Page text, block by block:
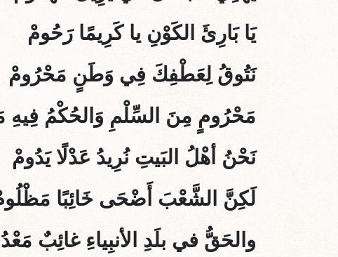
يَا بَارِئَ الكَوْنِ يا كَرِيمًا رَحُومْ
نَتُوقُ لِعَطْفِكَ فِي وَطَنٍ مَحْرُومْ
مَحْرُومٍ مِنَ السِّلْمِ وَالحُكْمُ فِيهِ
نَحْنُ أهْلُ البَيتِ نُرِيدُ عَدْلًا يَدُومْ
لَكِنَّ الشَّعْبَ أَضْحَى خَائِبًا
والحَقُّ في بلَدِ الأنبِياءِ غائِبٌ